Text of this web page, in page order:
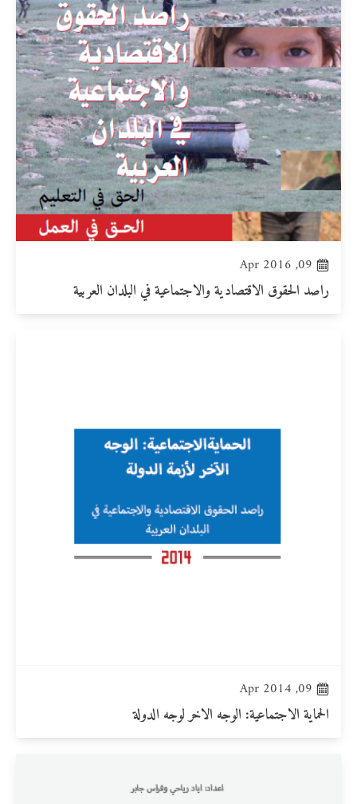
09, Apr 2016
راصد الحقوق الاقتصادية والاجتماعية في البلدان العربية
09, Apr 2014
الحماية الاجتماعية: الوجه الاخر لوجه الدولة